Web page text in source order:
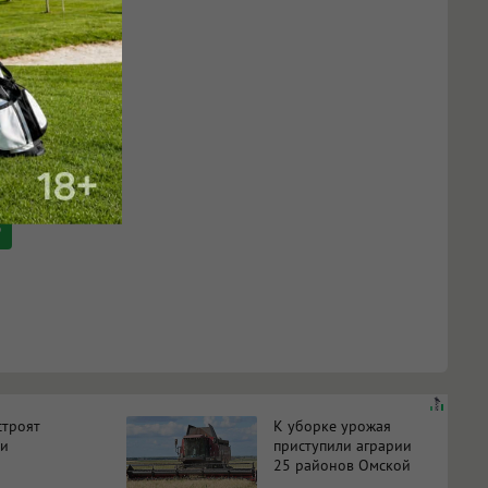
К уборке урожая
приступили аграрии
25 районов Омской